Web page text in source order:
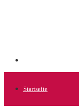
Startseite